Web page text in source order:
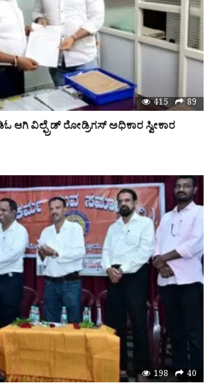
415 89
ಆಗಿ ವಿಲ್ಫ್ರೆಡ್ ರೋಡ್ರಿಗಸ್ ಅಧಿಕಾರ ಸ್ವೀಕಾರ
198 40